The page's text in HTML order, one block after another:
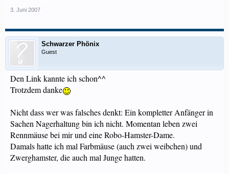
3. Juni 2007
Schwarzer Phönix
Guest
Den Link kannte ich schon^^
Trotzdem danke
Nicht dass wer was falsches denkt: Ein kompletter Anfänger in
Sachen Nagerhaltung bin ich nicht. Momentan leben zwei
Rennmäuse bei mir und eine Robo-Hamster-Dame.
Damals hatte ich mal Farbmäuse (auch zwei weibchen) und
Zwerghamster, die auch mal Junge hatten.